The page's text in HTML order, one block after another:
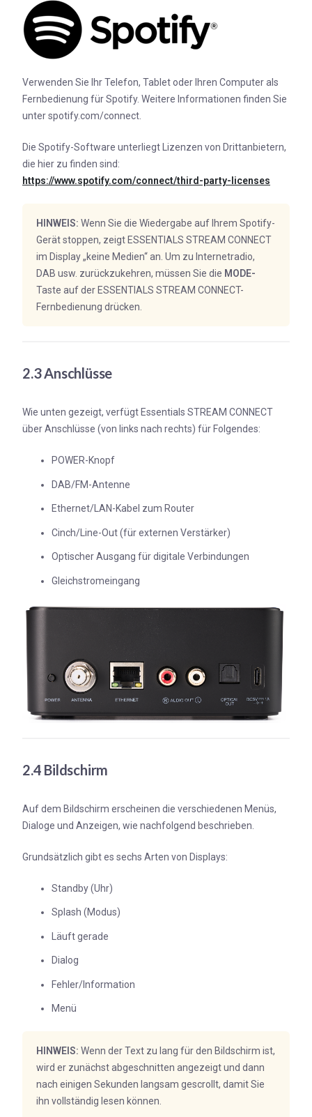
Verwenden Sie Ihr Telefon, Tablet oder Ihren Computer als
Fernbedienung für Spotify. Weitere Informationen finden Sie
unter spotify.com/connect.
Die Spotify-Software unterliegt Lizenzen von Drittanbietern,
die hier zu finden sind:
https://www.spotify.com/connect/third-party-licenses
HINWEIS: Wenn Sie die Wiedergabe auf Ihrem Spotify-
Gerät stoppen, zeigt ESSENTIALS STREAM CONNECT
im Display „keine Medien“ an. Um zu Internetradio,
DAB usw. zurückzukehren, müssen Sie die MODE-
Taste auf der ESSENTIALS STREAM CONNECT-
Fernbedienung drücken.
2.3 Anschlüsse
Wie unten gezeigt, verfügt Essentials STREAM CONNECT
über Anschlüsse (von links nach rechts) für Folgendes:
POWER-Knopf
DAB/FM-Antenne
Ethernet/LAN-Kabel zum Router
Cinch/Line-Out (für externen Verstärker)
Optischer Ausgang für digitale Verbindungen
Gleichstromeingang
2.4 Bildschirm
Auf dem Bildschirm erscheinen die verschiedenen Menüs,
Dialoge und Anzeigen, wie nachfolgend beschrieben.
Grundsätzlich gibt es sechs Arten von Displays:
Standby (Uhr)
Splash (Modus)
Läuft gerade
Dialog
Fehler/Information
Menü
HINWEIS: Wenn der Text zu lang für den Bildschirm ist,
wird er zunächst abgeschnitten angezeigt und dann
nach einigen Sekunden langsam gescrollt, damit Sie
ihn vollständig lesen können.